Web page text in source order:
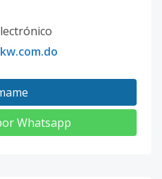
Whatsapp